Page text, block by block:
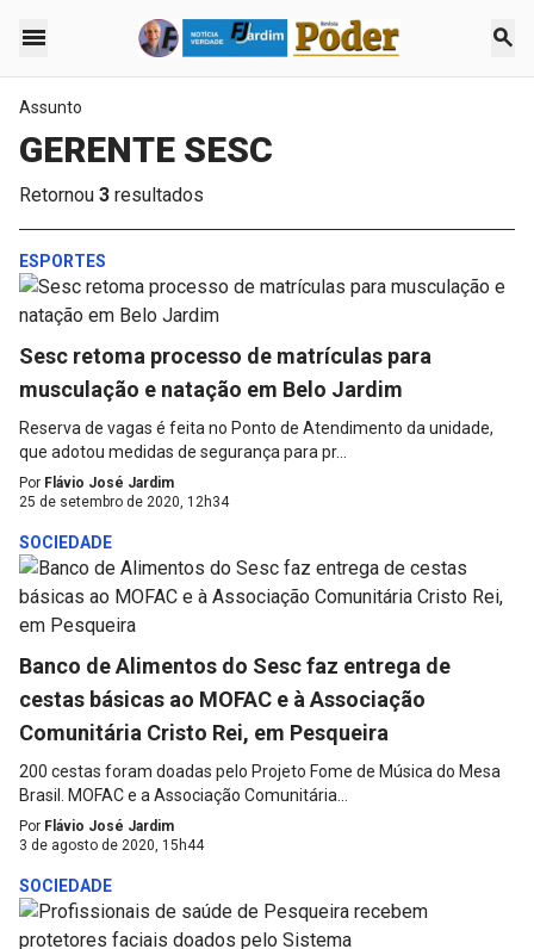
menu search
Assunto
GERENTE SESC
Retornou 3 resultados
ESPORTES
Sesc retoma processo de matrículas para
musculação e natação em Belo Jardim
Reserva de vagas é feita no Ponto de Atendimento da unidade,
que adotou medidas de segurança para pr...
Por Flávio José Jardim
25 de setembro de 2020, 12h34
SOCIEDADE
Banco de Alimentos do Sesc faz entrega de
cestas básicas ao MOFAC e à Associação
Comunitária Cristo Rei, em Pesqueira
200 cestas foram doadas pelo Projeto Fome de Música do Mesa
Brasil. MOFAC e a Associação Comunitária...
Por Flávio José Jardim
3 de agosto de 2020, 15h44
SOCIEDADE